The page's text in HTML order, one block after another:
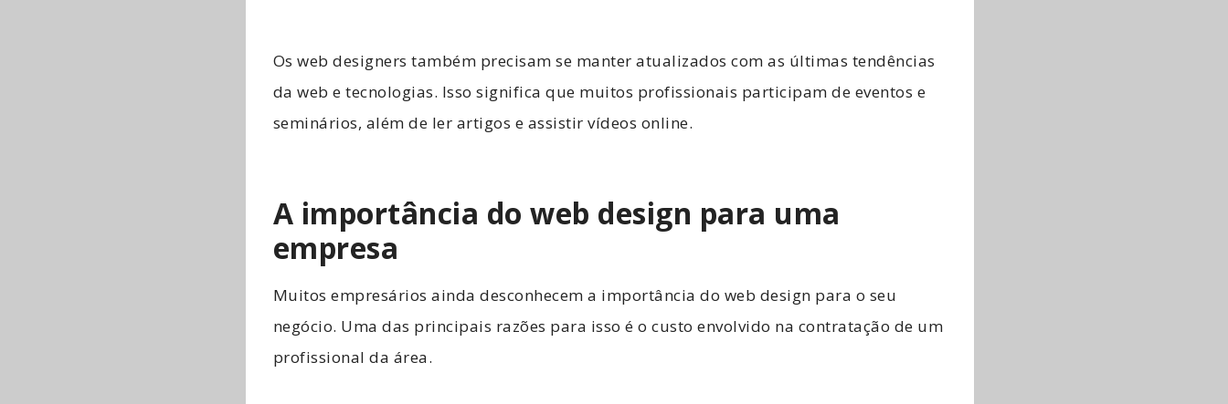
Os web designers também precisam se manter atualizados com as últimas tendências
da web e tecnologias. Isso significa que muitos profissionais participam de eventos e
seminários, além de ler artigos e assistir vídeos online.
A importância do web design para uma
empresa
Muitos empresários ainda desconhecem a importância do web design para o seu
negócio. Uma das principais razões para isso é o custo envolvido na contratação de um
profissional da área.